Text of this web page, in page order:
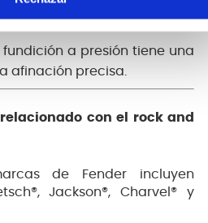
fundición a presión tiene una
afinación precisa.
con el rock and
de Fender incluyen
Jackson®, Charvel® y